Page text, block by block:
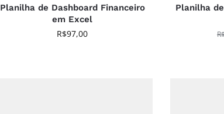
Planilha de Dashboard Financeiro
em Excel
R$97,00
Planilha